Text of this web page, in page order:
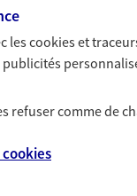
vos
vie
d'accident,
lescookies et
refuser comme de
cookies